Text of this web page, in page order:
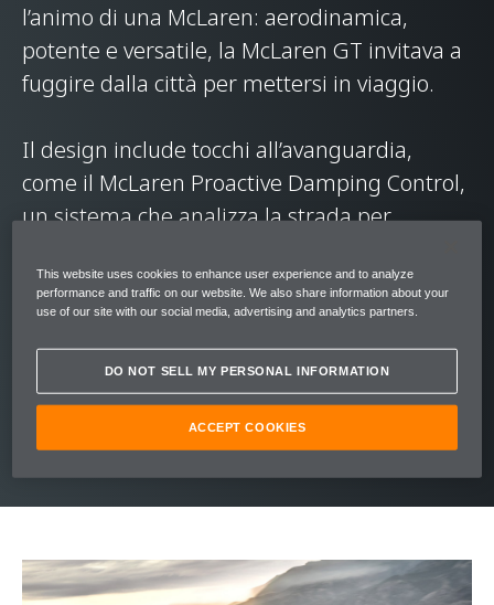
l’animo di una McLaren: aerodinamica,
potente e versatile, la McLaren GT invitava a
fuggire dalla città per mettersi in viaggio.
Il design include tocchi all’avanguardia,
come il McLaren Proactive Damping Control,
un sistema che analizza la strada per
un’esperienza di guida perfetta. Con
un’accelerazione ai vertici della categoria (da
0 a 100 km/h in 3,2 secondi) la McLaren GT è
un concentrato di comfort estremo e
prestazioni da supercar.
This website uses cookies to enhance user experience and to analyze
performance and traffic on our website. We also share information about your
use of our site with our social media, advertising and analytics partners.
DO NOT SELL MY PERSONAL INFORMATION
ACCEPT COOKIES